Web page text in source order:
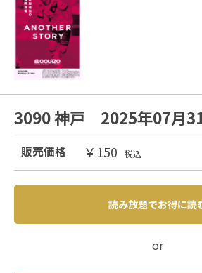
3090 神戸 2025年07月
販売価格 ￥150 税込
読み放題でお得に読
or